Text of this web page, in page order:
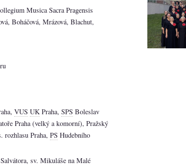
Musica Sacra Pragensis
Boháčová, Mrázová, Blachut,
VUS UK Praha, SPS Boleslav
Praha (velký a komorní), Pražský
rozhlasu Praha, PS Hudebního
sv. Mikuláše na Malé